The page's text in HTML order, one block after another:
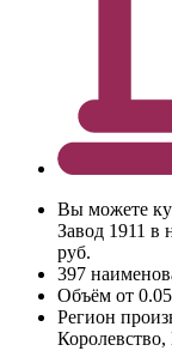
Вы можете
Завод 1911 в
руб.
397
Объём от
Регион